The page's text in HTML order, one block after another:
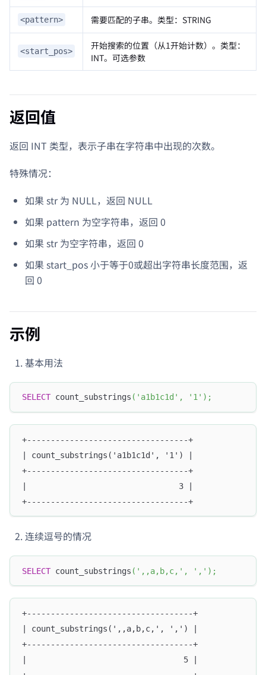
<pattern> 需要匹配的子串。类型：STRING
<start_pos>
开始搜索的位置（从1开始计数）。类型：
INT。可选参数
返回值
返回 INT 类型，表示子串在字符串中出现的次数。
特殊情况：
如果 str 为 NULL，返回 NULL
如果 pattern 为空字符串，返回 0
如果 str 为空字符串，返回 0
如果 start_pos 小于等于0或超出字符串长度范围，返
回 0
示例
基本用法
SELECT count_substrings ( 'a1b1c1d' , '1' ) ;
+----------------------------------+
| count_substrings('a1b1c1d', '1') |
+----------------------------------+
|                                3 |
+----------------------------------+
连续逗号的情况
SELECT count_substrings ( ',,a,b,c,' , ',' ) ;
+-----------------------------------+
| count_substrings(',,a,b,c,', ',') |
+-----------------------------------+
|                                 5 |